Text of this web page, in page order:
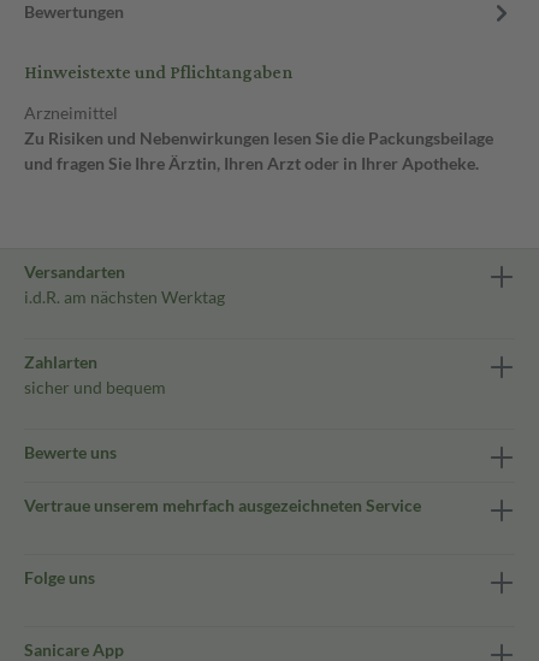
Bewertungen
Hinweistexte und Pflichtangaben
Arzneimittel
Zu Risiken und Nebenwirkungen lesen Sie die Packungsbeilage
und fragen Sie Ihre Ärztin, Ihren Arzt oder in Ihrer Apotheke.
Versandarten
i.d.R. am nächsten Werktag
Zahlarten
sicher und bequem
Bewerte uns
Vertraue unserem mehrfach ausgezeichneten Service
Folge uns
Sanicare App